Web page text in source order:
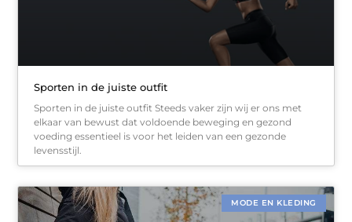
Sporten in de juiste outfit
Sporten in de juiste outfit Steeds vaker zijn wij er ons met
elkaar van bewust dat voldoende beweging en gezond
voeding essentieel is voor het leiden van een gezonde
levensstijl.
MODE EN KLEDING